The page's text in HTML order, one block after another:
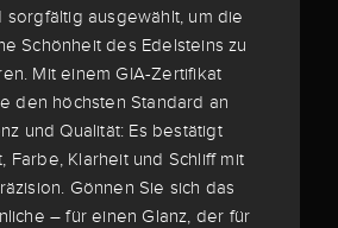
sorgfältig ausgewählt, um die
Schönheit des Edelsteins zu
Mit einem GIA-Zertifikat
den höchsten Standard an
und Qualität: Es bestätigt
Farbe, Klarheit und Schliff mit
Gönnen Sie sich das
– für einen Glanz, der für